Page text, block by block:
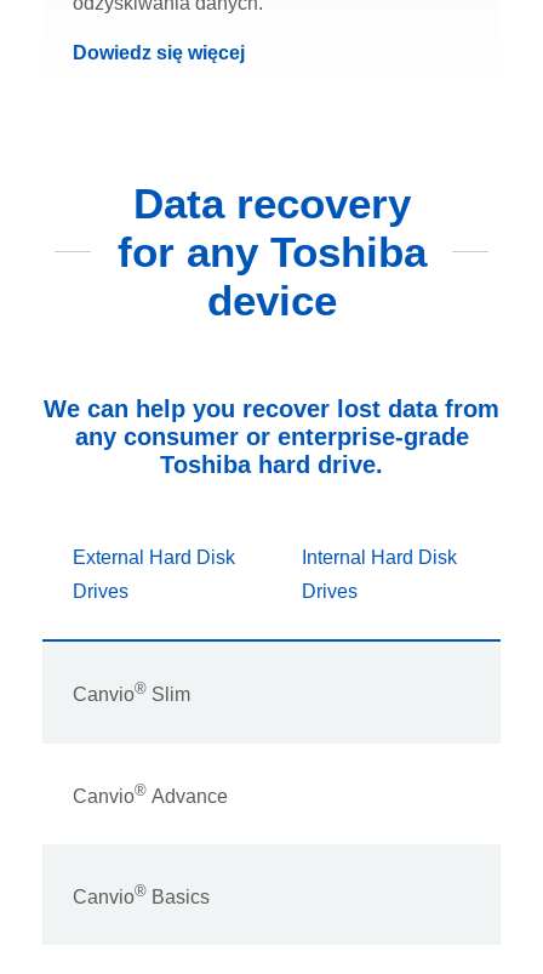
Dowiedz się więcej
Data recovery
for any Toshiba
device
We can help you recover lost data from
any consumer or enterprise-grade
Toshiba hard drive.
External Hard Disk
Drives
Internal Hard Disk
Drives
Canvio® Slim
Canvio® Advance
Canvio® Basics